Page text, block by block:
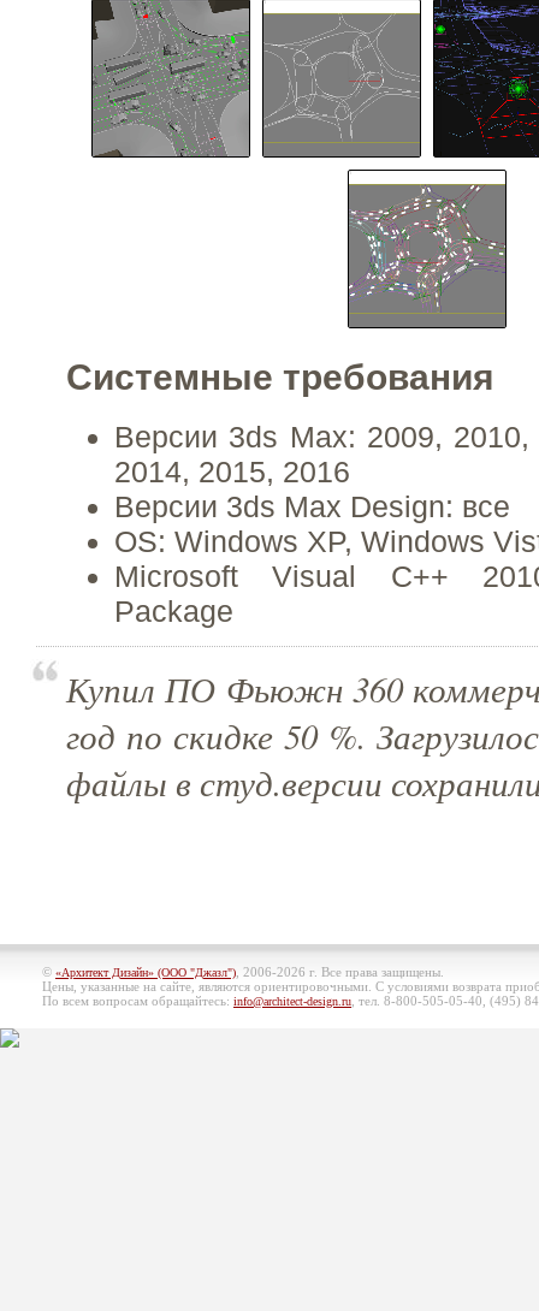
Системные требования
Версии 3ds Max: 2009,
2014, 2015, 2016
Версии 3ds Max Design: все
OS: Windows XP, Windows
Microsoft Visual C++
Package
Купил ПО Фьюжн 360
год по скидке 50 %.
файлы в студ.версии
© «Архитект Дизайн» (ООО "Джазл") , 2006-2026 г. Все права защищены.
Цены, указанные на сайте, являются ориентировочными. С условиями возврата
По всем вопросам обращайтесь: info@architect-design.ru , тел. 8-800-505-05-40, (495)